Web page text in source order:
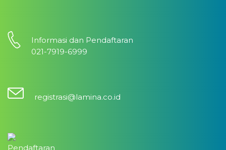
Informasi dan Pendaftaran
021-7919-6999
registrasi@lamina.co.id